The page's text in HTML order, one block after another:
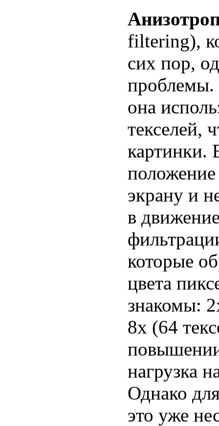
filtering),
сих пор,
проблемы.
она
текселей,
картинки.
экрану и
в
которые
цвета
знакомы:
8x (64
нагрузка
Однако
это уже